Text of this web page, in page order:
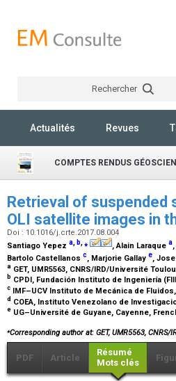
Rechercher
Actualités Revues
COMPTES RENDUS
Retrieval of suspended
OLI satellite images in
Doi : 10.1016/j.crte.2017.08.004
Santiago Yepez a, b,⁎ , Alain Laraque a
Bartolo Castellanos c, Marjorie Gallay e,
a GET, UMR5563, CNRS/IRD/Université
b CPDI, Fundación Instituto de Ingeniería
c IMF–UCV Instituto de Mecánica de
d COEA, Instituto Venezolano de
e UG–Université de Guyane, Cayenne,
⁎Corresponding author at: GET, UMR5563,
PDF Article
Résumé
Mots clés